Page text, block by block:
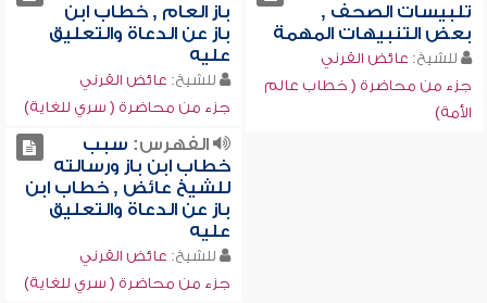
تلبيسات الصحف ,
بعض التنبيهات المهمة
للشيخ: عائض القرني
جزء من محاضرة ( خطاب عالم
الأمة)
باز العام , خطاب ابن
باز عن الدعاة والتعليق
عليه
للشيخ: عائض القرني
جزء من محاضرة ( سري للغاية)
الفهرس: سبب
خطاب ابن باز ورسالته
للشيخ عائض , خطاب ابن
باز عن الدعاة والتعليق
عليه
للشيخ: عائض القرني
جزء من محاضرة ( سري للغاية)